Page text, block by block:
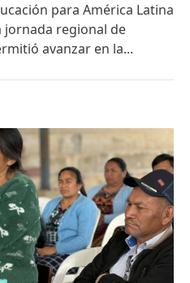
para América Latina
jornada regional de
avanzar en la...